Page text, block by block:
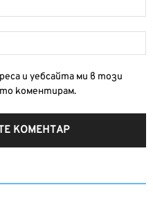
и уебсайта ми в този
коментирам.